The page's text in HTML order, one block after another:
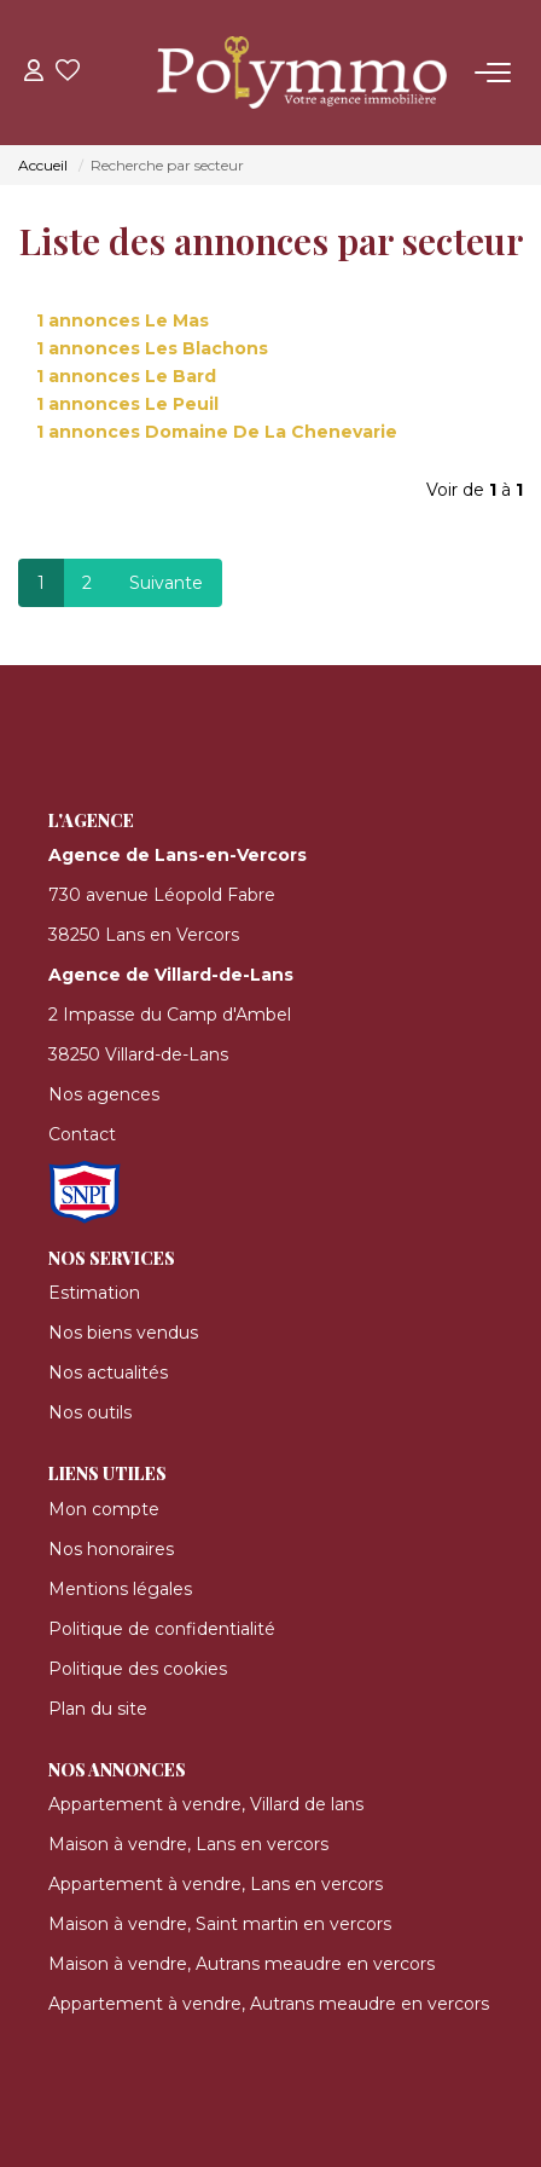
NOS AGENCES
CONTACT
Accueil Recherche par secteur
Liste des annonces par secteur
1 annonces Le Mas
1 annonces Les Blachons
1 annonces Le Bard
1 annonces Le Peuil
1 annonces Domaine De La Chenevarie
Voir de 1 à 1
1 2 Suivante
L'AGENCE
Agence de Lans-en-Vercors
730 avenue Léopold Fabre
38250 Lans en Vercors
Agence de Villard-de-Lans
2 Impasse du Camp d'Ambel
38250 Villard-de-Lans
Nos agences
Contact
NOS SERVICES
Estimation
Nos biens vendus
Nos actualités
Nos outils
LIENS UTILES
Mon compte
Nos honoraires
Mentions légales
Politique de confidentialité
Politique des cookies
Plan du site
NOS ANNONCES
Appartement à vendre, Villard de lans
Maison à vendre, Lans en vercors
Appartement à vendre, Lans en vercors
Maison à vendre, Saint martin en vercors
Maison à vendre, Autrans meaudre en vercors
Appartement à vendre, Autrans meaudre en vercors